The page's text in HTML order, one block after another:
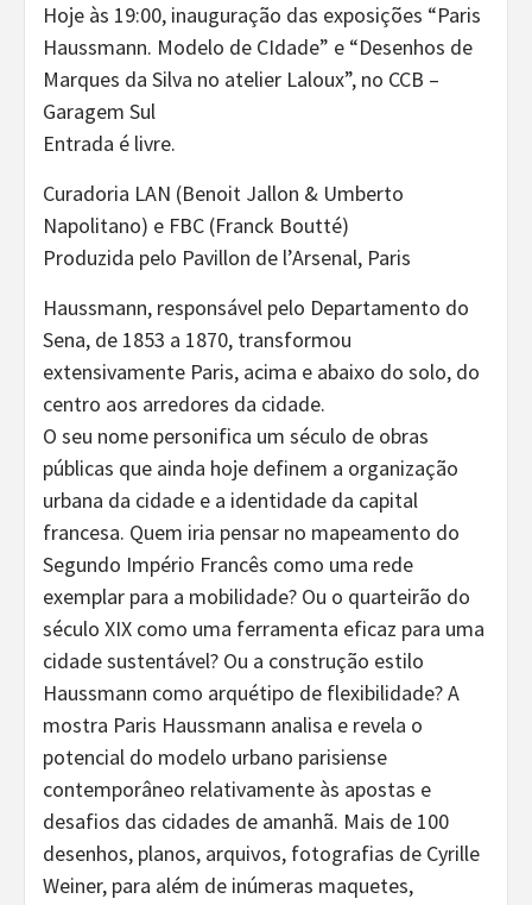
Hoje às 19:00, inauguração das exposições “Paris
Haussmann. Modelo de CIdade” e “Desenhos de
Marques da Silva no atelier Laloux”, no CCB –
Garagem Sul
Entrada é livre.
Curadoria LAN (Benoit Jallon & Umberto
Napolitano) e FBC (Franck Boutté)
Produzida pelo Pavillon de l’Arsenal, Paris
Haussmann, responsável pelo Departamento do
Sena, de 1853 a 1870, transformou
extensivamente Paris, acima e abaixo do solo, do
centro aos arredores da cidade.
O seu nome personifica um século de obras
públicas que ainda hoje definem a organização
urbana da cidade e a identidade da capital
francesa. Quem iria pensar no mapeamento do
Segundo Império Francês como uma rede
exemplar para a mobilidade? Ou o quarteirão do
século XIX como uma ferramenta eficaz para uma
cidade sustentável? Ou a construção estilo
Haussmann como arquétipo de flexibilidade? A
mostra Paris Haussmann analisa e revela o
potencial do modelo urbano parisiense
contemporâneo relativamente às apostas e
desafios das cidades de amanhã. Mais de 100
desenhos, planos, arquivos, fotografias de Cyrille
Weiner, para além de inúmeras maquetes,